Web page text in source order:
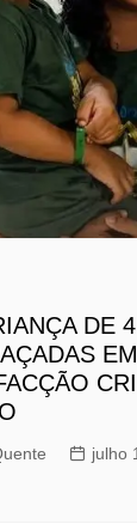
DE
julho